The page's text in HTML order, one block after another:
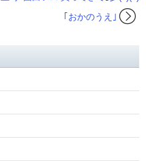
｢おかのうえ｣